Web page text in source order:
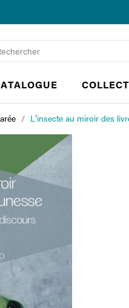
L’insecte au miroir des